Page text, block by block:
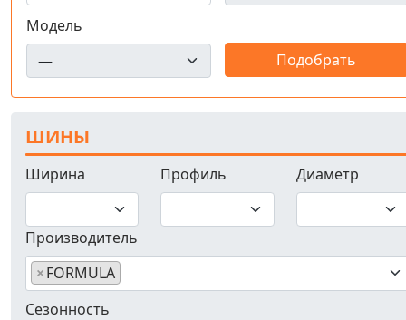
Модель
ШИНЫ
Ширина Профиль Диаметр
Производитель
×FORMULA
Сезонность